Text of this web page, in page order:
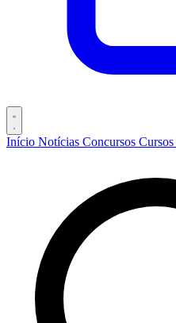
Início Notícias Concursos Cursos